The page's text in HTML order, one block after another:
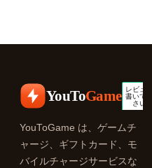
YouToGame
YouToGame は、ゲームチ
ャージ、ギフトカード、モ
バイルチャージサービスな